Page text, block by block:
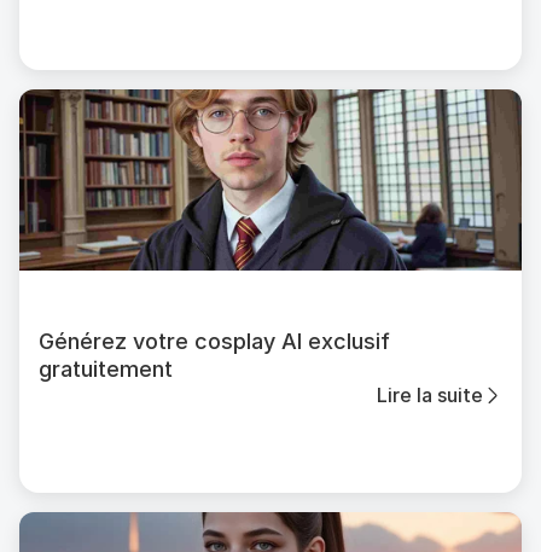
Générez votre cosplay AI exclusif
gratuitement
Lire la suite